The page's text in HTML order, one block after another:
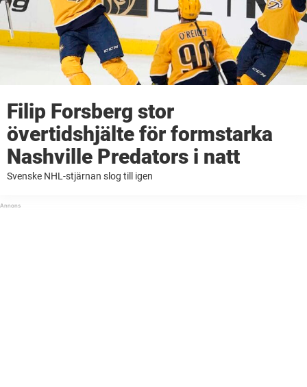
Filip Forsberg stor
övertidshjälte för formstarka
Nashville Predators i natt
Svenske NHL-stjärnan slog till igen